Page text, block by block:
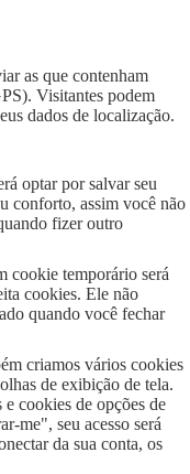
as que contenham
Visitantes podem
dados de localização.
optar por salvar seu
conforto, assim você não
fizer outro
cookie temporário será
cookies. Ele não
quando você fechar
criamos vários cookies
de exibição de tela.
cookies de opções de
me", seu acesso será
da sua conta, os